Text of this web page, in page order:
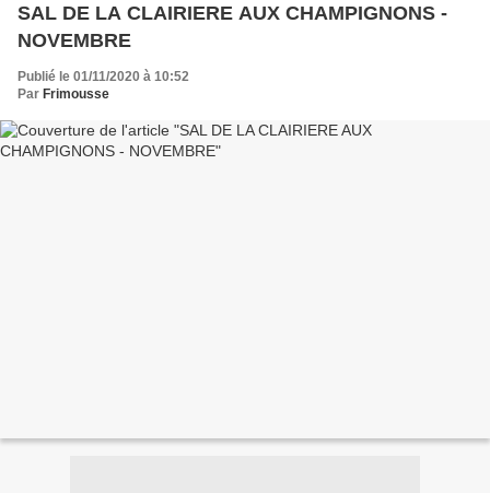
SAL DE LA CLAIRIERE AUX CHAMPIGNONS -
NOVEMBRE
Publié le 01/11/2020 à 10:52
Par Frimousse